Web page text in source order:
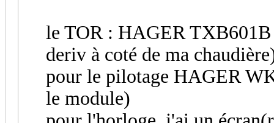
le TOR : HAGER TXB601B
deriv à coté de ma
pour le pilotage HAGER
le module)